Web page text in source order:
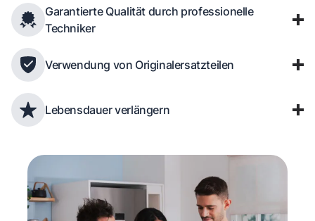
Garantierte Qualität durch professionelle
Techniker
Verwendung von Originalersatzteilen
Lebensdauer verlängern